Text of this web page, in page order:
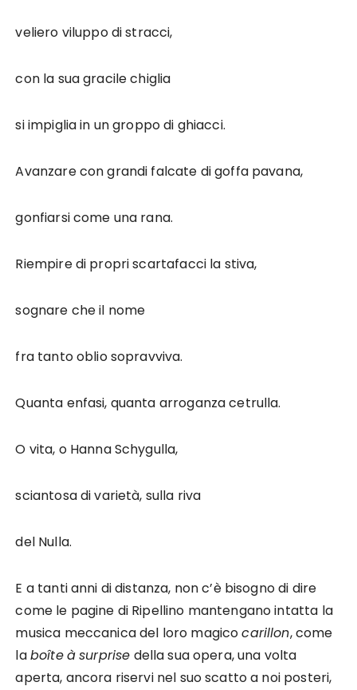
veliero viluppo di stracci,
con la sua gracile chiglia
si impiglia in un groppo di ghiacci.
Avanzare con grandi falcate di goffa pavana,
gonfiarsi come una rana.
Riempire di propri scartafacci la stiva,
sognare che il nome
fra tanto oblio sopravviva.
Quanta enfasi, quanta arroganza cetrulla.
O vita, o Hanna Schygulla,
sciantosa di varietà, sulla riva
del Nulla.
E a tanti anni di distanza, non c’è bisogno di dire
come le pagine di Ripellino mantengano intatta la
musica meccanica del loro magicocarillon, come
laboîteàsurprise della sua opera, una volta
aperta, ancora riservi nel suo scatto a noi posteri,